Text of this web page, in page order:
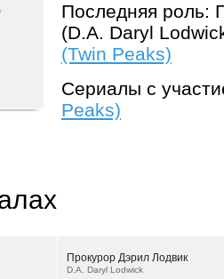
Последняя роль:
(D.A. Daryl
(Twin Peaks)
Сериалы с
Peaks)
Прокурор Дэрил Лодвик
D.A. Daryl Lodwick